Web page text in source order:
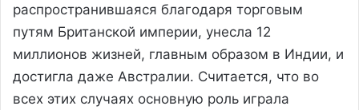
распространившаяся благодаря торговым
путям Британской империи, унесла 12
миллионов жизней, главным образом в Индии, и
достигла даже Австралии. Считается, что во
всех этих случаях основную роль играла